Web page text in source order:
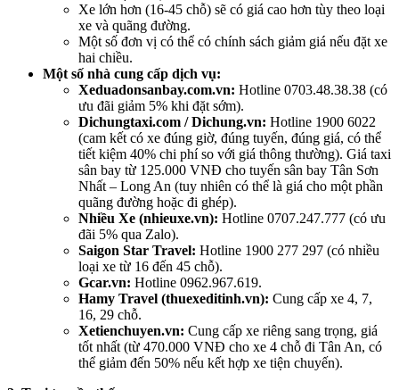
Xe lớn hơn (16-45 chỗ) sẽ có giá cao hơn tùy theo loại
xe và quãng đường.
Một số đơn vị có thể có chính sách giảm giá nếu đặt xe
hai chiều.
Một số nhà cung cấp dịch vụ:
Xeduadonsanbay.com.vn: Hotline 0703.48.38.38 (có
ưu đãi giảm 5% khi đặt sớm).
Dichungtaxi.com / Dichung.vn: Hotline 1900 6022
(cam kết có xe đúng giờ, đúng tuyến, đúng giá, có thể
tiết kiệm 40% chi phí so với giá thông thường). Giá taxi
sân bay từ 125.000 VNĐ cho tuyến sân bay Tân Sơn
Nhất – Long An (tuy nhiên có thể là giá cho một phần
quãng đường hoặc đi ghép).
Nhiều Xe (nhieuxe.vn): Hotline 0707.247.777 (có ưu
đãi 5% qua Zalo).
Saigon Star Travel: Hotline 1900 277 297 (có nhiều
loại xe từ 16 đến 45 chỗ).
Gcar.vn: Hotline 0962.967.619.
Hamy Travel (thuexeditinh.vn): Cung cấp xe 4, 7,
16, 29 chỗ.
Xetienchuyen.vn: Cung cấp xe riêng sang trọng, giá
tốt nhất (từ 470.000 VNĐ cho xe 4 chỗ đi Tân An, có
thể giảm đến 50% nếu kết hợp xe tiện chuyến).